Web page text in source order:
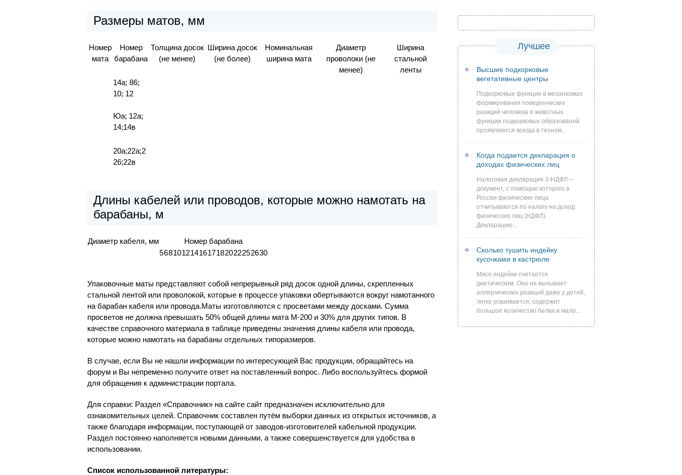
Размеры матов, мм
Номер
мата
Номер
барабана
Толщина досок
(не менее)
Ширина досок
(не более)
Номинальная
ширина мата
Диаметр
проволоки (не
менее)
Ширина
стальной
ленты
14а; 86;
10; 12
Юа; 12а;
14;14в
20а;22а;2
26;22в
Длины кабелей или проводов, которые можно намотать на
барабаны, м
Диаметр кабеля, мм
Номер барабана
5681012141617182022252630
Упаковочные маты представляют собой непрерывный ряд досок одной длины, скрепленных
стальной лентой или проволокой, которые в процессе упаковки обертываются вокруг намотанного
на барабан кабеля или провода.Маты изготовляются с просветами между досками. Сумма
просветов не должна превышать 50% общей длины мата М-200 и 30% для других типов. В
качестве справочного материала в таблице приведены значения длины кабеля или провода,
которые можно намотать на барабаны отдельных типоразмеров.
В случае, если Вы не нашли информации по интересующей Вас продукции, обращайтесь на
форум и Вы непременно получите ответ на поставленный вопрос. Либо воспользуйтесь формой
для обращения к администрации портала.
Для справки: Раздел «Справочник» на сайте сайт предназначен исключительно для
ознакомительных целей. Справочник составлен путём выборки данных из открытых источников, а
также благодаря информации, поступающей от заводов-изготовителей кабельной продукции.
Раздел постоянно наполняется новыми данными, а также совершенствуется для удобства в
использовании.
Список использованной литературы:
Лучшее
Высшие подкорковые
вегетативные центры
Подкорковые функции в механизмах
формирования поведенческих
реакций человека и животных
функции подкорковых образований
проявляются всегда в тесном...
Когда подается декларация о
доходах физических лиц
Налоговая декларация 3-НДФЛ –
документ, с помощью которого в
России физические лица
отчитываются по налогу на доход
физических лиц (НДФЛ).
Декларацию...
Сколько тушить индейку
кусочками в кастрюле
Мясо индейки считается
диетическим. Оно не вызывает
аллергических реакций даже у детей,
легко усваивается, содержит
большое количество белка и мало...